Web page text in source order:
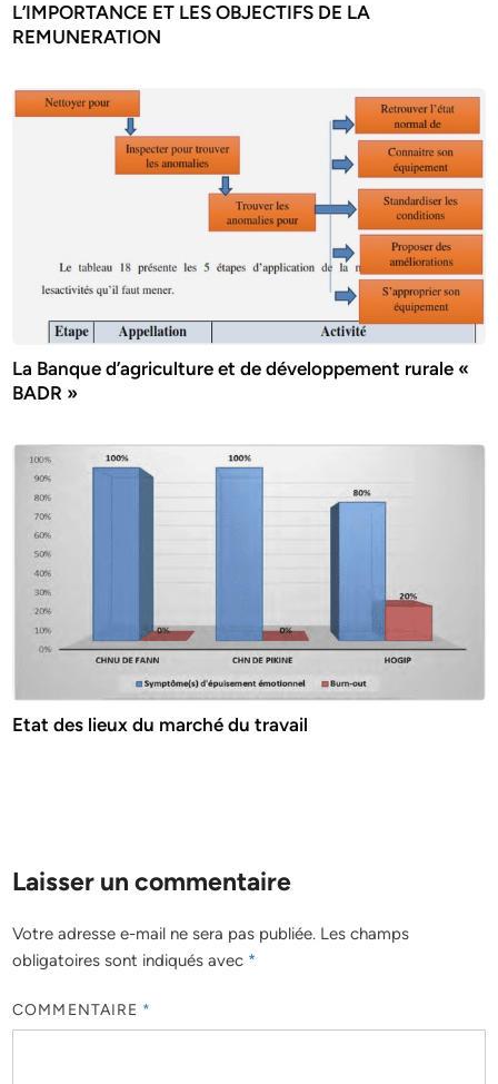
L’IMPORTANCE ET LES OBJECTIFS DE LA
REMUNERATION
La Banque d’agriculture et de développement rurale «
BADR »
Etat des lieux du marché du travail
Laisser un commentaire
Votre adresse e-mail ne sera pas publiée. Les champs
obligatoires sont indiqués avec *
COMMENTAIRE *